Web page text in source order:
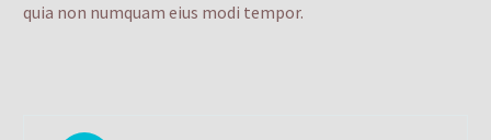
quia non numquam eius modi tempor.